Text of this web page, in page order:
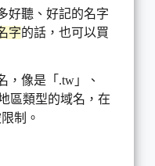
好聽、好記的名字
字的話，也可以買
，像是「.tw」、
區類型的域名，在
制。